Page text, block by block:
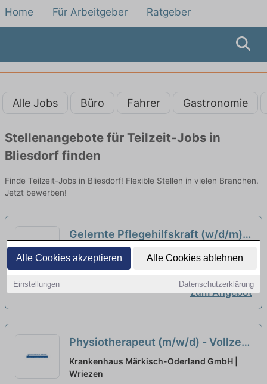
Alle Cookies akzeptieren Alle Cookies ablehnen
Einstellungen Datenschutzerklärung
Home Für Arbeitgeber Ratgeber
Alle Jobs Büro Fahrer Gastronomie
Stellenangebote für Teilzeit-Jobs in
Bliesdorf finden
Finde Teilzeit-Jobs in Bliesdorf! Flexible Stellen in vielen Branchen.
Jetzt bewerben!
Gelernte Pflegehilfskraft (w/d/m)
in Teilzeit - Bei uns steht der
Mensch im Mittelpunkt!
Stephanus Mobil Strausberg | Strausberg
zum Angebot
Physiotherapeut (m/w/d) - Vollzeit
/ Teilzeit neu
Krankenhaus Märkisch-Oderland GmbH |
Wriezen